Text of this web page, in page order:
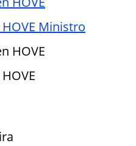
Ministro